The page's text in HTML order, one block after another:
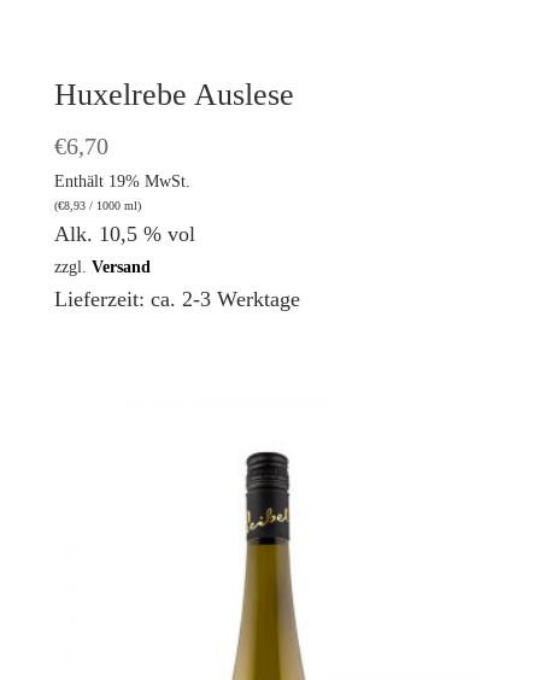
Huxelrebe Auslese
€6,70
Enthält 19% MwSt.
(€8,93/ 1000 ml)
Alk. 10,5 % vol
zzgl. Versand
Lieferzeit: ca. 2-3 Werktage